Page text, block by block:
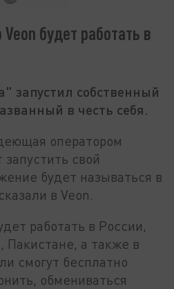
будет работать в
запустил собственный
в честь себя.
оператором
свой
будет называться в
в Veon.
работать в России,
Пакистане, а также в
смогут бесплатно
обмениваться